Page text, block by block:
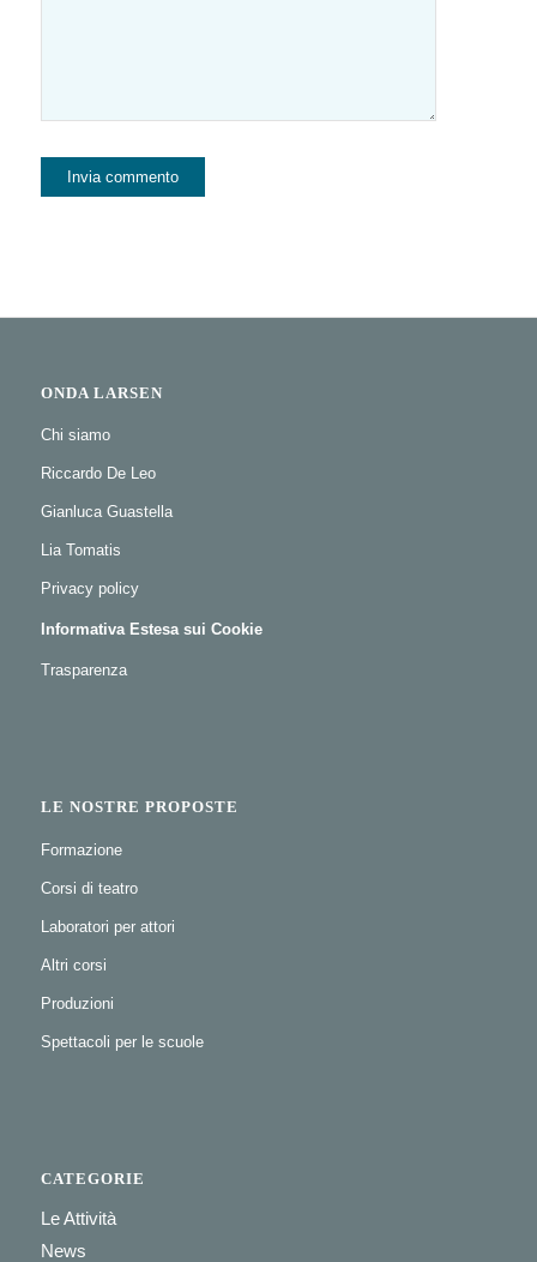
ONDA LARSEN
Chi siamo
Riccardo De Leo
Gianluca Guastella
Lia Tomatis
Privacy policy
Informativa Estesa sui Cookie
Trasparenza
LE NOSTRE PROPOSTE
Formazione
Corsi di teatro
Laboratori per attori
Altri corsi
Produzioni
Spettacoli per le scuole
CATEGORIE
Le Attività
News